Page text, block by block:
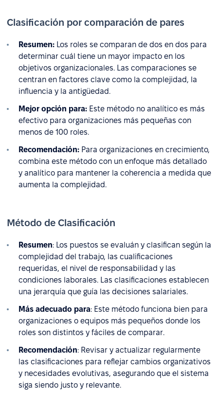
Clasificación por comparación de pares
Resumen: Los roles se comparan de dos en dos para
determinar cuál tiene un mayor impacto en los
objetivos organizacionales. Las comparaciones se
centran en factores clave como la complejidad, la
influencia y la antigüedad.
Mejor opción para: Este método no analítico es más
efectivo para organizaciones más pequeñas con
menos de 100 roles.
Recomendación: Para organizaciones en crecimiento,
combina este método con un enfoque más detallado
y analítico para mantener la coherencia a medida que
aumenta la complejidad.
Método de Clasificación
Resumen: Los puestos se evaluán y clasifican según la
complejidad del trabajo, las cualificaciones
requeridas, el nivel de responsabilidad y las
condiciones laborales. Las clasificaciones establecen
una jerarquía que guía las decisiones salariales.
Más adecuado para: Este método funciona bien para
organizaciones o equipos más pequeños donde los
roles son distintos y fáciles de comparar.
Recomendación: Revisar y actualizar regularmente
las clasificaciones para reflejar cambios organizativos
y necesidades evolutivas, asegurando que el sistema
siga siendo justo y relevante.